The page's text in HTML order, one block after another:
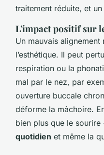
traitement réduite, et
L'impact positif sur
Un mauvais
l’esthétique. Il peut
respiration ou la
mal par le nez, par
ouverture buccale
déforme la mâchoire.
bien plus que le
quotidien et même la